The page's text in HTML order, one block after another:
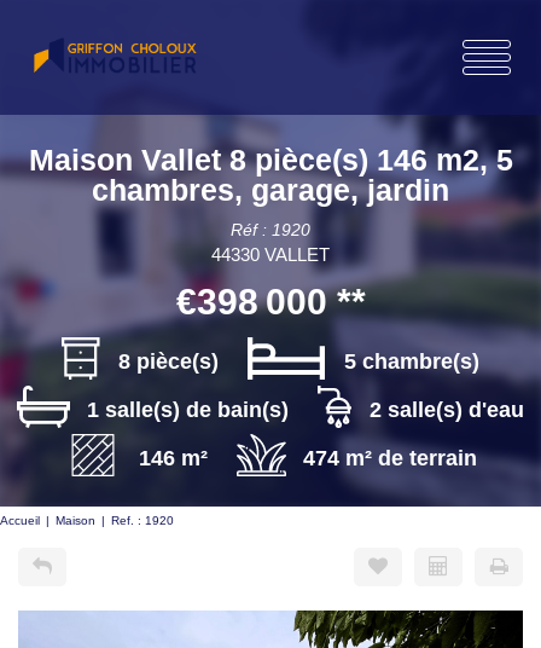
Maison Vallet 8 pièce(s) 146 m2, 5
chambres, garage, jardin
Réf : 1920
44330 VALLET
€398 000 **
8 pièce(s)
5 chambre(s)
1 salle(s) de bain(s)
2 salle(s) d'eau
146 m²
474 m² de terrain
Accueil Maison Ref. : 1920